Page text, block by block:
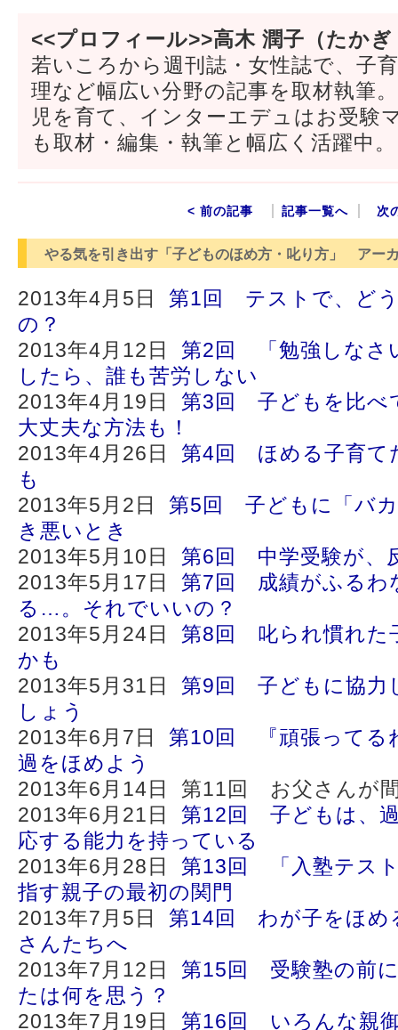
<<プロフィール>>高木 潤子（たか
若いころから週刊誌・女性誌で、子
理など幅広い分野の記事を取材執筆
児を育て、インターエデュはお受験
も取材・編集・執筆と幅広く活躍中。
< 前の記事 記事一覧へ 次
やる気を引き出す「子どものほめ方・叱り方」 アー
2013年4月5日 第1回 テストで、ど
の？
2013年4月12日 第2回 「勉強しなさ
したら、誰も苦労しない
2013年4月19日 第3回 子どもを比べ
大丈夫な方法も！
2013年4月26日 第4回 ほめる子育て
も
2013年5月2日 第5回 子どもに「バ
き悪いとき
2013年5月10日 第6回 中学受験が、
2013年5月17日 第7回 成績がふるわ
る…。それでいいの？
2013年5月24日 第8回 叱られ慣れた
かも
2013年5月31日 第9回 子どもに協力
しょう
2013年6月7日 第10回 『頑張ってる
過をほめよう
2013年6月14日 第11回 お父さんが
2013年6月21日 第12回 子どもは、
応する能力を持っている
2013年6月28日 第13回 「入塾テス
指す親子の最初の関門
2013年7月5日 第14回 わが子をほめ
さんたちへ
2013年7月12日 第15回 受験塾の前
たは何を思う？
2013年7月19日 第16回 いろんな親